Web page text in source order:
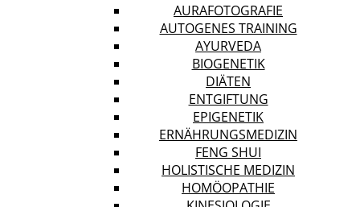
AURAFOTOGRAFIE
AUTOGENES TRAINING
AYURVEDA
BIOGENETIK
DIÄTEN
ENTGIFTUNG
EPIGENETIK
ERNÄHRUNGSMEDIZIN
FENG SHUI
HOLISTISCHE MEDIZIN
HOMÖOPATHIE